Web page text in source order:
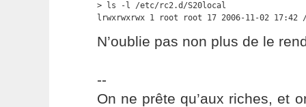
> ls -l /etc/rc2.d/S20local
lrwxrwxrwx 1 root root 17 2006-11-02
N’oublie pas non plus de le
--
On ne prête qu’aux riches, et